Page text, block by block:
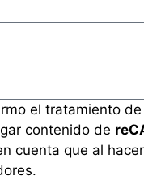
el tratamiento
contenido de
cuenta que al